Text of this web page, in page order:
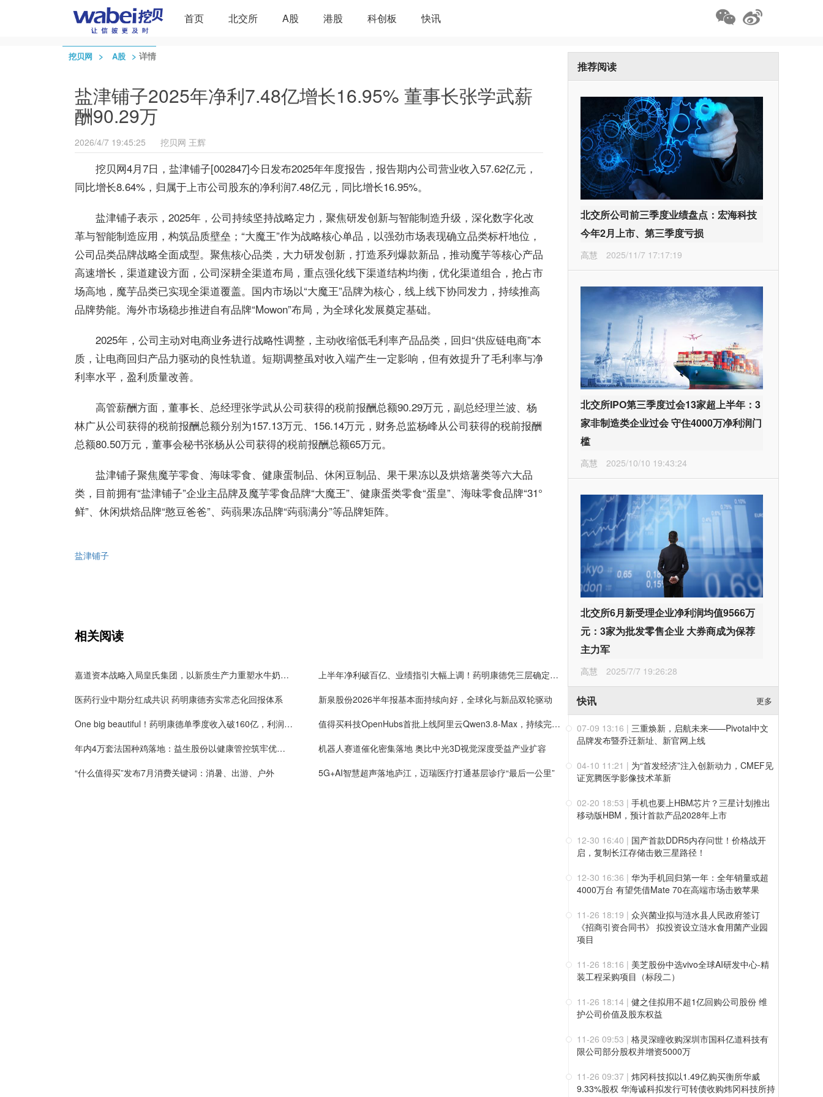
首页 北交所 A股 港股 科创板 快讯
挖贝网 > A股 > 详情
盐津铺子2025年净利7.48亿增长16.95% 董事长张学武薪
酬90.29万
2026/4/7 19:45:25 挖贝网 王辉
挖贝网4月7日，盐津铺子[002847]今日发布2025年年度报告，报告期内公司营业收入57.62亿元，
同比增长8.64%，归属于上市公司股东的净利润7.48亿元，同比增长16.95%。
盐津铺子表示，2025年，公司持续坚持战略定力，聚焦研发创新与智能制造升级，深化数字化改
革与智能制造应用，构筑品质壁垒；“大魔王”作为战略核心单品，以强劲市场表现确立品类标杆地位，
公司品类品牌战略全面成型。聚焦核心品类，大力研发创新，打造系列爆款新品，推动魔芋等核心产品
高速增长，渠道建设方面，公司深耕全渠道布局，重点强化线下渠道结构均衡，优化渠道组合，抢占市
场高地，魔芋品类已实现全渠道覆盖。国内市场以“大魔王”品牌为核心，线上线下协同发力，持续推高
品牌势能。海外市场稳步推进自有品牌“Mowon”布局，为全球化发展奠定基础。
2025年，公司主动对电商业务进行战略性调整，主动收缩低毛利率产品品类，回归“供应链电商”本
质，让电商回归产品力驱动的良性轨道。短期调整虽对收入端产生一定影响，但有效提升了毛利率与净
利率水平，盈利质量改善。
高管薪酬方面，董事长、总经理张学武从公司获得的税前报酬总额90.29万元，副总经理兰波、杨
林广从公司获得的税前报酬总额分别为157.13万元、156.14万元，财务总监杨峰从公司获得的税前报酬
总额80.50万元，董事会秘书张杨从公司获得的税前报酬总额65万元。
盐津铺子聚焦魔芋零食、海味零食、健康蛋制品、休闲豆制品、果干果冻以及烘焙薯类等六大品
类，目前拥有“盐津铺子”企业主品牌及魔芋零食品牌“大魔王”、健康蛋类零食“蛋皇”、海味零食品牌“31°
鲜”、休闲烘焙品牌“憨豆爸爸”、蒟蒻果冻品牌“蒟蒻满分”等品牌矩阵。
盐津铺子
相关阅读
嘉道资本战略入局皇氏集团，以新质生产力重塑水牛奶产业价值
上半年净利破百亿、业绩指引大幅上调！药明康德凭三层确定性接住K型分化红利
医药行业中期分红成共识 药明康德夯实常态化回报体系
新泉股份2026半年报基本面持续向好，全球化与新品双轮驱动
One big beautiful！药明康德单季度收入破160亿，利润率首超40%
值得买科技OpenHubs首批上线阿里云Qwen3.8-Max，持续完善企业多模型服务
年内4万套法国种鸡落地：益生股份以健康管控筑牢优质种源竞争壁垒
机器人赛道催化密集落地 奥比中光3D视觉深度受益产业扩容
“什么值得买”发布7月消费关键词：消暑、出游、户外
5G+AI智慧超声落地庐江，迈瑞医疗打通基层诊疗“最后一公里”
推荐阅读
北交所公司前三季度业绩盘点：宏海科技
今年2月上市、第三季度亏损
高慧 2025/11/7 17:17:19
北交所IPO第三季度过会13家超上半年：3
家非制造类企业过会 守住4000万净利润门
槛
高慧 2025/10/10 19:43:24
北交所6月新受理企业净利润均值9566万
元：3家为批发零售企业 大券商成为保荐
主力军
高慧 2025/7/7 19:26:28
快讯 更多
07-09 13:16 | 三重焕新，启航未来——Pivotal中文
品牌发布暨乔迁新址、新官网上线
04-10 11:21 | 为“首发经济”注入创新动力，CMEF见
证宽腾医学影像技术革新
02-20 18:53 | 手机也要上HBM芯片？三星计划推出
移动版HBM，预计首款产品2028年上市
12-30 16:40 | 国产首款DDR5内存问世！价格战开
启，复制长江存储击败三星路径！
12-30 16:36 | 华为手机回归第一年：全年销量或超
4000万台 有望凭借Mate 70在高端市场击败苹果
11-26 18:19 | 众兴菌业拟与涟水县人民政府签订
《招商引资合同书》 拟投资设立涟水食用菌产业园
项目
11-26 18:16 | 美芝股份中选vivo全球AI研发中心-精
装工程采购项目（标段二）
11-26 18:14 | 健之佳拟用不超1亿回购公司股份 维
护公司价值及股东权益
11-26 09:53 | 格灵深瞳收购深圳市国科亿道科技有
限公司部分股权并增资5000万
11-26 09:37 | 炜冈科技拟以1.49亿购买衡所华威
9.33%股权 华海诚科拟发行可转债收购炜冈科技所持